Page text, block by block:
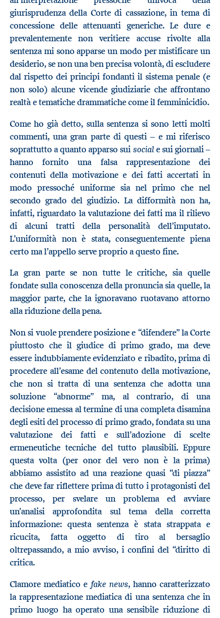
giurisprudenza della Corte di cassazione, in tema di
concessione delle attenuanti generiche. Le dure e
prevalentemente non veritiere accuse rivolte alla
sentenza mi sono apparse un modo per mistificare un
desiderio, se non una ben precisa volontà, di escludere
dal rispetto dei principi fondanti il sistema penale (e
non solo) alcune vicende giudiziarie che affrontano
realtà e tematiche drammatiche come il femminicidio.
Come ho già detto, sulla sentenza si sono letti molti
commenti, una gran parte di questi – e mi riferisco
soprattutto a quanto apparso sui sociale sui giornali –
hanno fornito una falsa rappresentazione dei
contenuti della motivazione e dei fatti accertati in
modo pressoché uniforme sia nel primo che nel
secondo grado del giudizio. La difformità non ha,
infatti, riguardato la valutazione dei fatti ma il rilievo
di alcuni tratti della personalità dell’imputato.
L’uniformità non è stata, conseguentemente piena
certo ma l’appello serve proprio a questo fine.
La gran parte se non tutte le critiche, sia quelle
fondate sulla conoscenza della pronuncia sia quelle, la
maggior parte, che la ignoravano ruotavano attorno
alla riduzione della pena.
Non si vuole prendere posizione e “difendere” la Corte
piuttosto che il giudice di primo grado, ma deve
essere indubbiamente evidenziato e ribadito, prima di
procedere all’esame del contenuto della motivazione,
che non si tratta di una sentenza che adotta una
soluzione “abnorme” ma, al contrario, di una
decisione emessa al termine di una completa disamina
degli esiti del processo di primo grado, fondata su una
valutazione dei fatti e sull’adozione di scelte
ermeneutiche tecniche del tutto plausibili. Eppure
questa volta (per onor del vero non è la prima)
abbiamo assistito ad una reazione quasi “di piazza”
che deve far riflettere prima di tutto i protagonisti del
processo, per svelare un problema ed avviare
un’analisi approfondita sul tema della corretta
informazione: questa sentenza è stata strappata e
ricucita, fatta oggetto di tiro al bersaglio
oltrepassando, a mio avviso, i confini del “diritto di
critica.
Clamore mediatico e fake news, hanno caratterizzato
la rappresentazione mediatica di una sentenza che in
primo luogo ha operato una sensibile riduzione di